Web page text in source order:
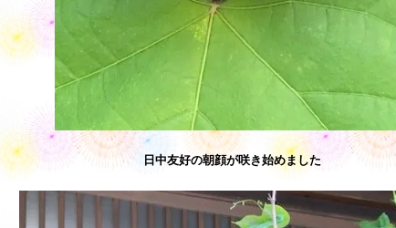
日中友好の朝顔が咲き始めました